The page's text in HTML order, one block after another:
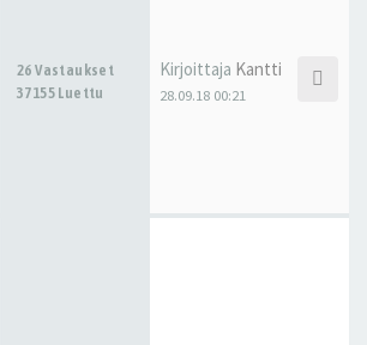
26 Vastaukset
37155 Luettu
Kirjoittaja Kantti
28.09.18 00:21